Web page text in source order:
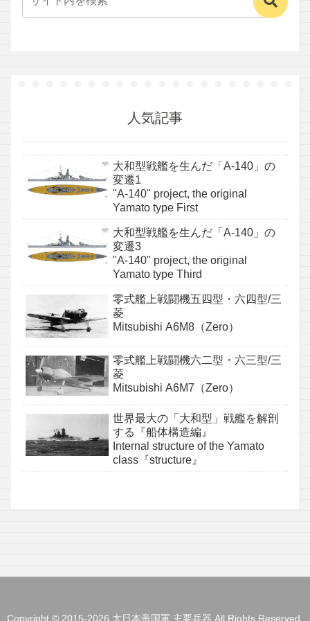
人気記事
大和型戦艦を生んだ「A-140」の
変遷1
"A-140" project, the original
Yamato type First
大和型戦艦を生んだ「A-140」の
変遷3
"A-140" project, the original
Yamato type Third
零式艦上戦闘機五四型・六四型/三
菱
Mitsubishi A6M8（Zero）
零式艦上戦闘機六二型・六三型/三
菱
Mitsubishi A6M7（Zero）
世界最大の「大和型」戦艦を解剖
する『船体構造編』
Internal structure of the Yamato
class『structure』
Copyright © 2015-2026 大日本帝国軍 主要兵器 All Rights Reserved.